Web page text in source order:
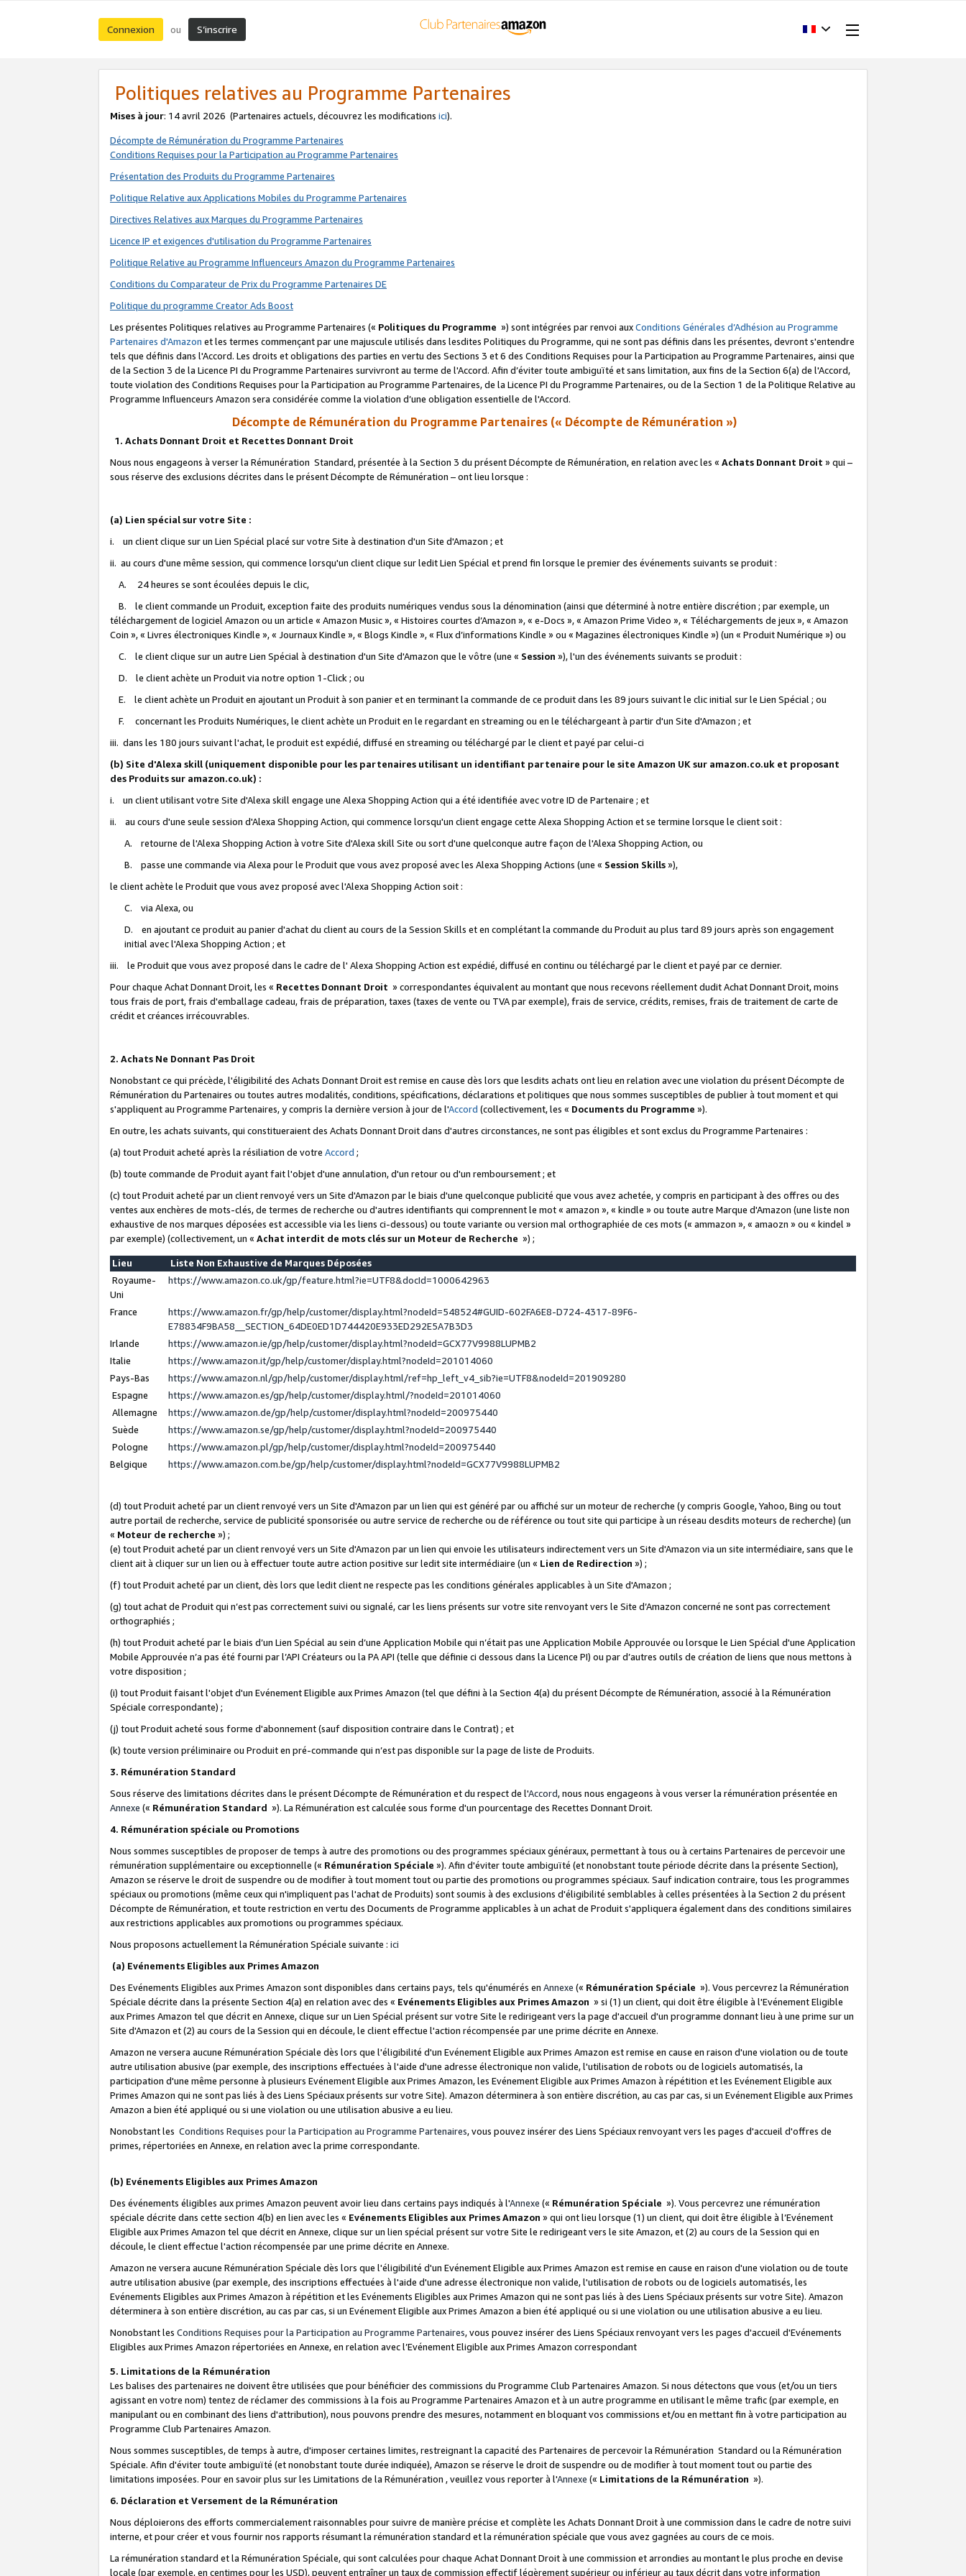
Connexion ou S’inscrire
Politiques relatives au Programme Partenaires
Mises à jour: 14 avril 2026 (Partenaires actuels, découvrez les modifications ici).
Décompte de Rémunération du Programme Partenaires
Conditions Requises pour la Participation au Programme Partenaires
Présentation des Produits du Programme Partenaires
Politique Relative aux Applications Mobiles du Programme Partenaires
Directives Relatives aux Marques du Programme Partenaires
Licence IP et exigences d'utilisation du Programme Partenaires
Politique Relative au Programme Influenceurs Amazon du Programme Partenaires
Conditions du Comparateur de Prix du Programme Partenaires DE
Politique du programme Creator Ads Boost
Les présentes Politiques relatives au Programme Partenaires (« Politiques du Programme ») sont intégrées par renvoi auxConditions Générales d’Adhésion au Programme
Partenaires d'Amazon et les termes commençant par une majuscule utilisés dans lesdites Politiques du Programme, qui ne sont pas définis dans les présentes, devront s'entendre
tels que définis dans l'Accord. Les droits et obligations des parties en vertu des Sections 3 et 6 des Conditions Requises pour la Participation au Programme Partenaires, ainsi que
de la Section 3 de la Licence PI du Programme Partenaires survivront au terme de l'Accord. Afin d’éviter toute ambiguïté et sans limitation, aux fins de la Section 6(a) de l'Accord,
toute violation des Conditions Requises pour la Participation au Programme Partenaires, de la Licence PI du Programme Partenaires, ou de la Section 1 de la Politique Relative au
Programme Influenceurs Amazon sera considérée comme la violation d’une obligation essentielle de l'Accord.
Décompte de Rémunération du Programme Partenaires (« Décompte de Rémunération »)
1. Achats Donnant Droit et Recettes Donnant Droit
Nous nous engageons à verser la Rémunération Standard, présentée à la Section 3 du présent Décompte de Rémunération, en relation avec les « Achats Donnant Droit » qui –
sous réserve des exclusions décrites dans le présent Décompte de Rémunération – ont lieu lorsque :
(a) Lien spécial sur votre Site :
i. un client clique sur un Lien Spécial placé sur votre Site à destination d'un Site d'Amazon ; et
ii. au cours d'une même session, qui commence lorsqu'un client clique sur ledit Lien Spécial et prend fin lorsque le premier des événements suivants se produit :
A. 24 heures se sont écoulées depuis le clic,
B. le client commande un Produit, exception faite des produits numériques vendus sous la dénomination (ainsi que déterminé à notre entière discrétion ; par exemple, un
téléchargement de logiciel Amazon ou un article « Amazon Music », « Histoires courtes d’Amazon », « e-Docs », « Amazon Prime Video », « Téléchargements de jeux », « Amazon
Coin », « Livres électroniques Kindle », « Journaux Kindle », « Blogs Kindle », « Flux d’informations Kindle » ou « Magazines électroniques Kindle ») (un « Produit Numérique ») ou
C. le client clique sur un autre Lien Spécial à destination d'un Site d'Amazon que le vôtre (une « Session »), l'un des événements suivants se produit :
D. le client achète un Produit via notre option 1-Click ; ou
E. le client achète un Produit en ajoutant un Produit à son panier et en terminant la commande de ce produit dans les 89 jours suivant le clic initial sur le Lien Spécial ; ou
F. concernant les Produits Numériques, le client achète un Produit en le regardant en streaming ou en le téléchargeant à partir d'un Site d'Amazon ; et
iii. dans les 180 jours suivant l'achat, le produit est expédié, diffusé en streaming ou téléchargé par le client et payé par celui-ci
(b) Site d'Alexa skill (uniquement disponible pour les partenaires utilisant un identifiant partenaire pour le site Amazon UK sur amazon.co.uk et proposant
des Produits sur amazon.co.uk) :
i. un client utilisant votre Site d'Alexa skill engage une Alexa Shopping Action qui a été identifiée avec votre ID de Partenaire ; et
ii. au cours d'une seule session d'Alexa Shopping Action, qui commence lorsqu'un client engage cette Alexa Shopping Action et se termine lorsque le client soit :
A. retourne de l'Alexa Shopping Action à votre Site d'Alexa skill Site ou sort d'une quelconque autre façon de l'Alexa Shopping Action, ou
B. passe une commande via Alexa pour le Produit que vous avez proposé avec les Alexa Shopping Actions (une « Session Skills»),
le client achète le Produit que vous avez proposé avec l'Alexa Shopping Action soit :
C. via Alexa, ou
D. en ajoutant ce produit au panier d'achat du client au cours de la Session Skills et en complétant la commande du Produit au plus tard 89 jours après son engagement
initial avec l'Alexa Shopping Action ; et
iii. le Produit que vous avez proposé dans le cadre de l' Alexa Shopping Action est expédié, diffusé en continu ou téléchargé par le client et payé par ce dernier.
Pour chaque Achat Donnant Droit, les « Recettes Donnant Droit » correspondantes équivalent au montant que nous recevons réellement dudit Achat Donnant Droit, moins
tous frais de port, frais d'emballage cadeau, frais de préparation, taxes (taxes de vente ou TVA par exemple), frais de service, crédits, remises, frais de traitement de carte de
crédit et créances irrécouvrables.
2. Achats Ne Donnant Pas Droit
Nonobstant ce qui précède, l'éligibilité des Achats Donnant Droit est remise en cause dès lors que lesdits achats ont lieu en relation avec une violation du présent Décompte de
Rémunération du Partenaires ou toutes autres modalités, conditions, spécifications, déclarations et politiques que nous sommes susceptibles de publier à tout moment et qui
s'appliquent au Programme Partenaires, y compris la dernière version à jour de l'Accord (collectivement, les « Documents du Programme »).
En outre, les achats suivants, qui constitueraient des Achats Donnant Droit dans d'autres circonstances, ne sont pas éligibles et sont exclus du Programme Partenaires :
(a) tout Produit acheté après la résiliation de votre Accord ;
(b) toute commande de Produit ayant fait l'objet d'une annulation, d'un retour ou d'un remboursement ; et
(c) tout Produit acheté par un client renvoyé vers un Site d'Amazon par le biais d'une quelconque publicité que vous avez achetée, y compris en participant à des offres ou des
ventes aux enchères de mots-clés, de termes de recherche ou d'autres identifiants qui comprennent le mot « amazon », « kindle » ou toute autre Marque d'Amazon (une liste non
exhaustive de nos marques déposées est accessible via les liens ci-dessous) ou toute variante ou version mal orthographiée de ces mots (« ammazon », « amaozn » ou « kindel »
par exemple) (collectivement, un « Achat interdit de mots clés sur un Moteur de Recherche ») ;
Lieu
Liste Non Exhaustive de Marques Déposées
Royaume-
Uni
https://www.amazon.co.uk/gp/feature.html?ie=UTF8&docId=1000642963
France
https://www.amazon.fr/gp/help/customer/display.html?nodeId=548524#GUID-602FA6E8-D724-4317-89F6-
E78834F9BA58__SECTION_64DE0ED1D744420E933ED292E5A7B3D3
Irlande
https://www.amazon.ie/gp/help/customer/display.html?nodeId=GCX77V9988LUPMB2
Italie
https://www.amazon.it/gp/help/customer/display.html?nodeId=201014060
Pays-Bas
https://www.amazon.nl/gp/help/customer/display.html/ref=hp_left_v4_sib?ie=UTF8&nodeId=201909280
Espagne
https://www.amazon.es/gp/help/customer/display.html/?nodeId=201014060
Allemagne
https://www.amazon.de/gp/help/customer/display.html?nodeId=200975440
Suède
https://www.amazon.se/gp/help/customer/display.html?nodeId=200975440
Pologne
https://www.amazon.pl/gp/help/customer/display.html?nodeId=200975440
Belgique
https://www.amazon.com.be/gp/help/customer/display.html?nodeId=GCX77V9988LUPMB2
(d) tout Produit acheté par un client renvoyé vers un Site d'Amazon par un lien qui est généré par ou affiché sur un moteur de recherche (y compris Google, Yahoo, Bing ou tout
autre portail de recherche, service de publicité sponsorisée ou autre service de recherche ou de référence ou tout site qui participe à un réseau desdits moteurs de recherche) (un
« Moteur de recherche ») ;
(e) tout Produit acheté par un client renvoyé vers un Site d'Amazon par un lien qui envoie les utilisateurs indirectement vers un Site d'Amazon via un site intermédiaire, sans que le
client ait à cliquer sur un lien ou à effectuer toute autre action positive sur ledit site intermédiaire (un « Lien de Redirection ») ;
(f) tout Produit acheté par un client, dès lors que ledit client ne respecte pas les conditions générales applicables à un Site d'Amazon ;
(g) tout achat de Produit qui n’est pas correctement suivi ou signalé, car les liens présents sur votre site renvoyant vers le Site d’Amazon concerné ne sont pas correctement
orthographiés ;
(h) tout Produit acheté par le biais d’un Lien Spécial au sein d’une Application Mobile qui n’était pas une Application Mobile Approuvée ou lorsque le Lien Spécial d'une Application
Mobile Approuvée n’a pas été fourni par l’API Créateurs ou la PA API (telle que définie ci dessous dans la Licence PI) ou par d’autres outils de création de liens que nous mettons à
votre disposition ;
(i) tout Produit faisant l'objet d'un Evénement Eligible aux Primes Amazon (tel que défini à la Section 4(a) du présent Décompte de Rémunération, associé à la Rémunération
Spéciale correspondante) ;
(j) tout Produit acheté sous forme d'abonnement (sauf disposition contraire dans le Contrat) ; et
(k) toute version préliminaire ou Produit en pré-commande qui n’est pas disponible sur la page de liste de Produits.
3. Rémunération Standard
Sous réserve des limitations décrites dans le présent Décompte de Rémunération et du respect de l'Accord, nous nous engageons à vous verser la rémunération présentée en
Annexe (« Rémunération Standard »). La Rémunération est calculée sous forme d'un pourcentage des Recettes Donnant Droit.
4. Rémunération spéciale ou Promotions
Nous sommes susceptibles de proposer de temps à autre des promotions ou des programmes spéciaux généraux, permettant à tous ou à certains Partenaires de percevoir une
rémunération supplémentaire ou exceptionnelle (« Rémunération Spéciale »). Afin d'éviter toute ambiguïté (et nonobstant toute période décrite dans la présente Section),
Amazon se réserve le droit de suspendre ou de modifier à tout moment tout ou partie des promotions ou programmes spéciaux. Sauf indication contraire, tous les programmes
spéciaux ou promotions (même ceux qui n'impliquent pas l'achat de Produits) sont soumis à des exclusions d'éligibilité semblables à celles présentées à la Section 2 du présent
Décompte de Rémunération, et toute restriction en vertu des Documents de Programme applicables à un achat de Produit s'appliquera également dans des conditions similaires
aux restrictions applicables aux promotions ou programmes spéciaux.
Nous proposons actuellement la Rémunération Spéciale suivante : ici
(a) Evénements Eligibles aux Primes Amazon
Des Evénements Eligibles aux Primes Amazon sont disponibles dans certains pays, tels qu'énumérés en Annexe (« Rémunération Spéciale »). Vous percevrez la Rémunération
Spéciale décrite dans la présente Section 4(a) en relation avec des « Evénements Eligibles aux Primes Amazon » si (1) un client, qui doit être éligible à l'Evénement Eligible
aux Primes Amazon tel que décrit en Annexe, clique sur un Lien Spécial présent sur votre Site le redirigeant vers la page d'accueil d'un programme donnant lieu à une prime sur un
Site d'Amazon et (2) au cours de la Session qui en découle, le client effectue l'action récompensée par une prime décrite en Annexe.
Amazon ne versera aucune Rémunération Spéciale dès lors que l'éligibilité d'un Evénement Eligible aux Primes Amazon est remise en cause en raison d'une violation ou de toute
autre utilisation abusive (par exemple, des inscriptions effectuées à l'aide d'une adresse électronique non valide, l'utilisation de robots ou de logiciels automatisés, la
participation d'une même personne à plusieurs Evénement Eligible aux Primes Amazon, les Evénement Eligible aux Primes Amazon à répétition et les Evénement Eligible aux
Primes Amazon qui ne sont pas liés à des Liens Spéciaux présents sur votre Site). Amazon déterminera à son entière discrétion, au cas par cas, si un Evénement Eligible aux Primes
Amazon a bien été appliqué ou si une violation ou une utilisation abusive a eu lieu.
Nonobstant les Conditions Requises pour la Participation au Programme Partenaires, vous pouvez insérer des Liens Spéciaux renvoyant vers les pages d'accueil d'offres de
primes, répertoriées en Annexe, en relation avec la prime correspondante.
(b) Evénements Eligibles aux Primes Amazon
Des événements éligibles aux primes Amazon peuvent avoir lieu dans certains pays indiqués à l'Annexe (« Rémunération Spéciale »). Vous percevrez une rémunération
spéciale décrite dans cette section 4(b) en lien avec les « Evénements Eligibles aux Primes Amazon » qui ont lieu lorsque (1) un client, qui doit être éligible à l’Evénement
Eligible aux Primes Amazon tel que décrit en Annexe, clique sur un lien spécial présent sur votre Site le redirigeant vers le site Amazon, et (2) au cours de la Session qui en
découle, le client effectue l'action récompensée par une prime décrite en Annexe.
Amazon ne versera aucune Rémunération Spéciale dès lors que l'éligibilité d'un Evénement Eligible aux Primes Amazon est remise en cause en raison d'une violation ou de toute
autre utilisation abusive (par exemple, des inscriptions effectuées à l'aide d'une adresse électronique non valide, l'utilisation de robots ou de logiciels automatisés, les
Evénements Eligibles aux Primes Amazon à répétition et les Evénements Eligibles aux Primes Amazon qui ne sont pas liés à des Liens Spéciaux présents sur votre Site). Amazon
déterminera à son entière discrétion, au cas par cas, si un Evénement Eligible aux Primes Amazon a bien été appliqué ou si une violation ou une utilisation abusive a eu lieu.
Nonobstant les Conditions Requises pour la Participation au Programme Partenaires, vous pouvez insérer des Liens Spéciaux renvoyant vers les pages d'accueil d'Evénements
Eligibles aux Primes Amazon répertoriées en Annexe, en relation avec l’Evénement Eligible aux Primes Amazon correspondant
5. Limitations de la Rémunération
Les balises des partenaires ne doivent être utilisées que pour bénéficier des commissions du Programme Club Partenaires Amazon. Si nous détectons que vous (et/ou un tiers
agissant en votre nom) tentez de réclamer des commissions à la fois au Programme Partenaires Amazon et à un autre programme en utilisant le même trafic (par exemple, en
manipulant ou en combinant des liens d'attribution), nous pouvons prendre des mesures, notamment en bloquant vos commissions et/ou en mettant fin à votre participation au
Programme Club Partenaires Amazon.
Nous sommes susceptibles, de temps à autre, d'imposer certaines limites, restreignant la capacité des Partenaires de percevoir la Rémunération Standard ou la Rémunération
Spéciale. Afin d'éviter toute ambiguïté (et nonobstant toute durée indiquée), Amazon se réserve le droit de suspendre ou de modifier à tout moment tout ou partie des
limitations imposées. Pour en savoir plus sur les Limitations de la Rémunération , veuillez vous reporter à l'Annexe (« Limitations de la Rémunération »).
6. Déclaration et Versement de la Rémunération
Nous déploierons des efforts commercialement raisonnables pour suivre de manière précise et complète les Achats Donnant Droit à une commission dans le cadre de notre suivi
interne, et pour créer et vous fournir nos rapports résumant la rémunération standard et la rémunération spéciale que vous avez gagnées au cours de ce mois.
La rémunération standard et la Rémunération Spéciale, qui sont calculées pour chaque Achat Donnant Droit à une commission et arrondies au montant le plus proche en devise
locale (par exemple, en centimes pour les USD), peuvent entraîner un taux de commission effectif légèrement supérieur ou inférieur au taux décrit dans votre information